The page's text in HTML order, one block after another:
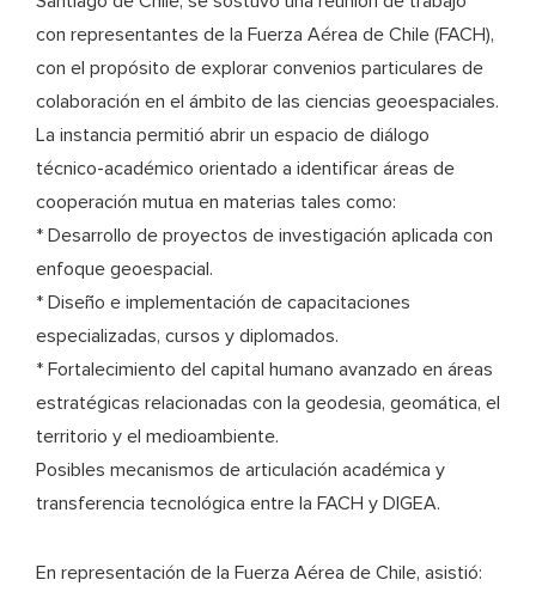
con representantes de la Fuerza Aérea de Chile (FACH),
con el propósito de explorar convenios particulares de
colaboración en el ámbito de las ciencias geoespaciales.
La instancia permitió abrir un espacio de diálogo
técnico-académico orientado a identificar áreas de
cooperación mutua en materias tales como:
* Desarrollo de proyectos de investigación aplicada con
enfoque geoespacial.
* Diseño e implementación de capacitaciones
especializadas, cursos y diplomados.
* Fortalecimiento del capital humano avanzado en áreas
estratégicas relacionadas con la geodesia, geomática, el
territorio y el medioambiente.
Posibles mecanismos de articulación académica y
transferencia tecnológica entre la FACH y DIGEA.
En representación de la Fuerza Aérea de Chile, asistió: